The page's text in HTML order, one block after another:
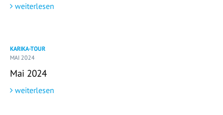
weiterlesen
KARIKA-TOUR
MAI 2024
Mai 2024
weiterlesen